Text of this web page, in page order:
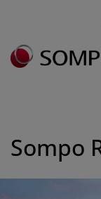
Pular para o
Seguro
Sompo